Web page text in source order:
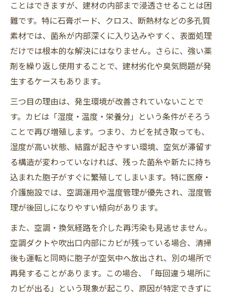
ことはできますが、建材の内部まで浸透させることは困
難です。特に石膏ボード、クロス、断熱材などの多孔質
素材では、菌糸が内部深くに入り込みやすく、表面処理
だけでは根本的な解決にはなりません。さらに、強い薬
剤を繰り返し使用することで、建材劣化や臭気問題が発
生するケースもあります。
三つ目の理由は、発生環境が改善されていないことで
す。カビは「湿度・温度・栄養分」という条件がそろう
ことで再び増殖します。つまり、カビを拭き取っても、
湿度が高い状態、結露が起きやすい環境、空気が滞留す
る構造が変わっていなければ、残った菌糸や新たに持ち
込まれた胞子がすぐに繁殖してしまいます。特に医療・
介護施設では、空調運用や温度管理が優先され、湿度管
理が後回しになりやすい傾向があります。
また、空調・換気経路を介した再汚染も見逃せません。
空調ダクトや吹出口内部にカビが残っている場合、清掃
後も運転と同時に胞子が空気中へ放出され、別の場所で
再発することがあります。この場合、「毎回違う場所に
カビが出る」という現象が起こり、原因が特定できずに